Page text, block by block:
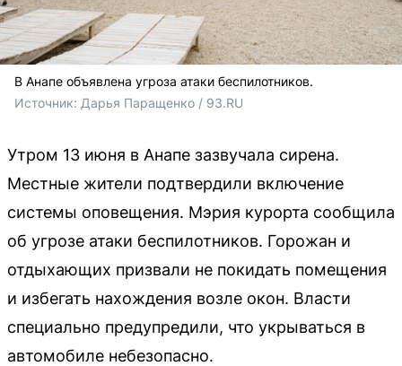
В Анапе объявлена угроза атаки беспилотников.
Источник: Дарья Паращенко / 93.RU
Утром 13 июня в Анапе зазвучала сирена.
Местные жители подтвердили включение
системы оповещения. Мэрия курорта сообщила
об угрозе атаки беспилотников. Горожан и
отдыхающих призвали не покидать помещения
и избегать нахождения возле окон. Власти
специально предупредили, что укрываться в
автомобиле небезопасно.